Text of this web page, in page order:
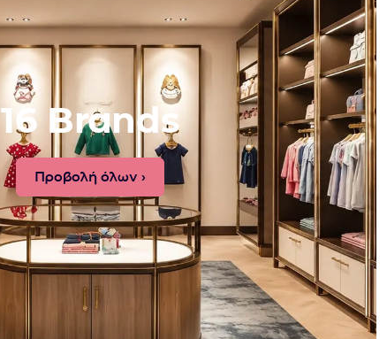
16 Brands
Προβολή όλων ›